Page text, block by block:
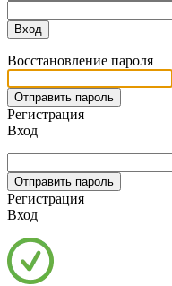
Восстановление пароля
Регистрация
Вход
Регистрация
Вход